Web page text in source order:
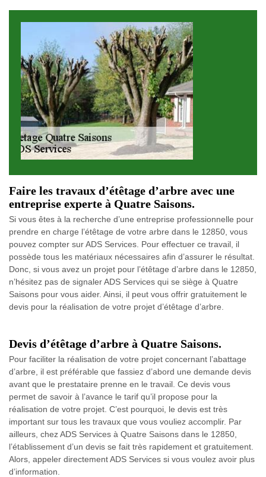
Faire les travaux d’étêtage d’arbre avec une
entreprise experte à Quatre Saisons.
Si vous êtes à la recherche d’une entreprise professionnelle pour
prendre en charge l’étêtage de votre arbre dans le 12850, vous
pouvez compter sur ADS Services. Pour effectuer ce travail, il
possède tous les matériaux nécessaires afin d’assurer le résultat.
Donc, si vous avez un projet pour l’étêtage d’arbre dans le 12850,
n’hésitez pas de signaler ADS Services qui se siège à Quatre
Saisons pour vous aider. Ainsi, il peut vous offrir gratuitement le
devis pour la réalisation de votre projet d’étêtage d’arbre.
Devis d’étêtage d’arbre à Quatre Saisons.
Pour faciliter la réalisation de votre projet concernant l’abattage
d’arbre, il est préférable que fassiez d’abord une demande devis
avant que le prestataire prenne en le travail. Ce devis vous
permet de savoir à l’avance le tarif qu’il propose pour la
réalisation de votre projet. C’est pourquoi, le devis est très
important sur tous les travaux que vous vouliez accomplir. Par
ailleurs, chez ADS Services à Quatre Saisons dans le 12850,
l’établissement d’un devis se fait très rapidement et gratuitement.
Alors, appeler directement ADS Services si vous voulez avoir plus
d’information.